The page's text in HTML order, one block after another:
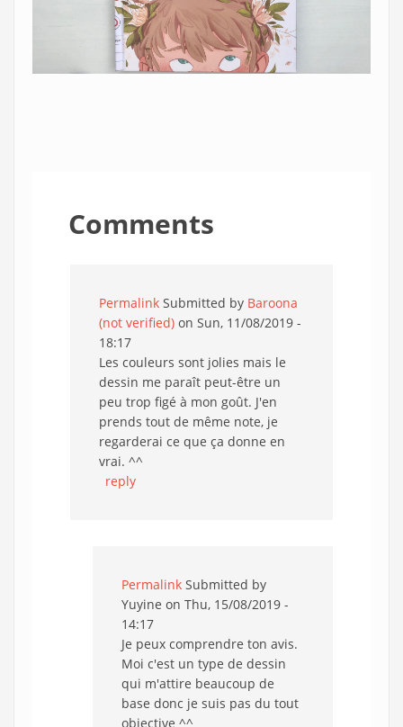
Comments
Permalink Submitted by Baroona
(not verified) on Sun, 11/08/2019 -
18:17
Les couleurs sont jolies mais le
dessin me paraît peut-être un
peu trop figé à mon goût. J'en
prends tout de même note, je
regarderai ce que ça donne en
vrai. ^^
reply
Permalink Submitted by
Yuyine on Thu, 15/08/2019 -
14:17
Je peux comprendre ton avis.
Moi c'est un type de dessin
qui m'attire beaucoup de
base donc je suis pas du tout
objective ^^